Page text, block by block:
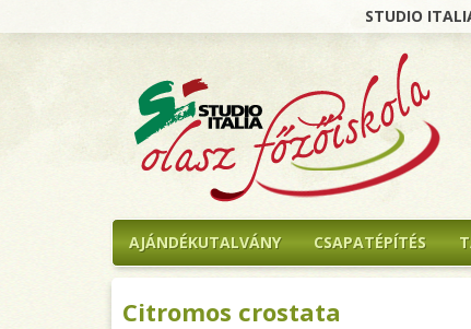
STUDIO
AJÁNDÉKUTALVÁNY CSAPATÉPÍTÉS
Citromos crostata